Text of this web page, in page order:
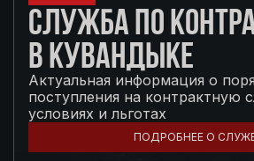
СЛУЖБА ПО
В КУВАНДЫКЕ
Актуальная информация о
поступления на контрактную
условиях и льготах
ПОДРОБНЕЕ О